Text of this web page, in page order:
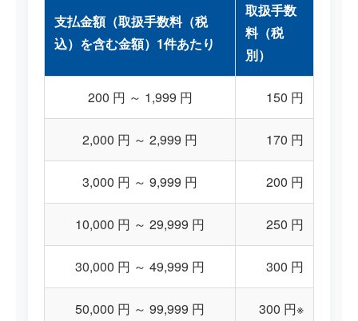
支払金額（取扱手数料（税
込）を含む金額）1件あたり
取扱手数
料（税
別）
200 円 ～ 1,999 円 150 円
2,000 円 ～ 2,999 円 170 円
3,000 円 ～ 9,999 円 200 円
10,000 円 ～ 29,999 円 250 円
30,000 円 ～ 49,999 円 300 円
50,000 円 ～ 99,999 円 300 円※